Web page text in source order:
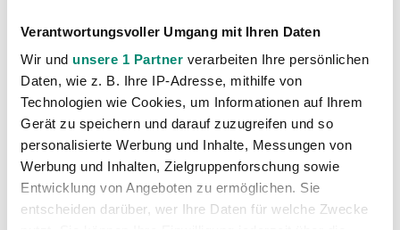
Verantwortungsvoller Umgang mit Ihren Daten
Wir und unsere 1 Partner verarbeiten Ihre persönlichen
Daten, wie z. B. Ihre IP-Adresse, mithilfe von
Technologien wie Cookies, um Informationen auf Ihrem
Gerät zu speichern und darauf zuzugreifen und so
personalisierte Werbung und Inhalte, Messungen von
Werbung und Inhalten, Zielgruppenforschung sowie
Entwicklung von Angeboten zu ermöglichen. Sie
entscheiden darüber, wer Ihre Daten für welche Zwecke
Unkategorisiert